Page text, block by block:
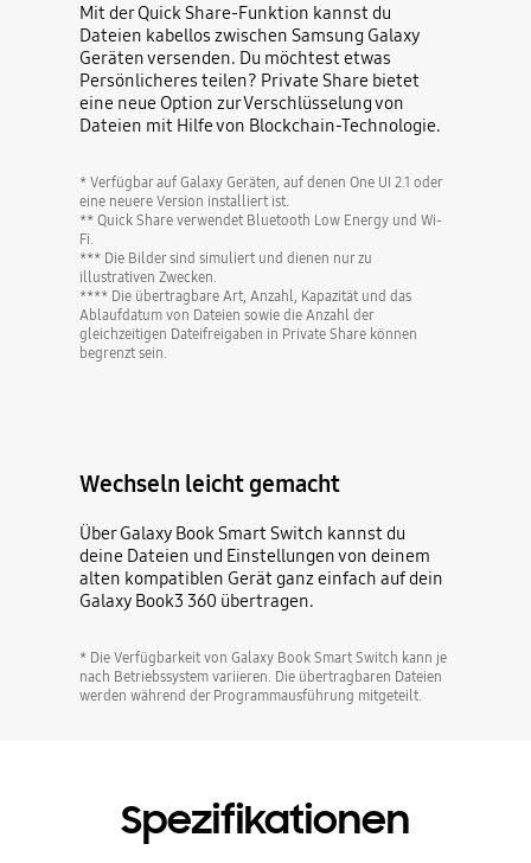
Mit der Quick Share-Funktion kannst du
Dateien kabellos zwischen Samsung Galaxy
Geräten versenden. Du möchtest etwas
Persönlicheres teilen? Private Share bietet
eine neue Option zur Verschlüsselung von
Dateien mit Hilfe von Blockchain-Technologie.
* Verfügbar auf Galaxy Geräten, auf denen One UI 2.1 oder
eine neuere Version installiert ist.
** Quick Share verwendet Bluetooth Low Energy und Wi-
Fi.
*** Die Bilder sind simuliert und dienen nur zu
illustrativen Zwecken.
**** Die übertragbare Art, Anzahl, Kapazität und das
Ablaufdatum von Dateien sowie die Anzahl der
gleichzeitigen Dateifreigaben in Private Share können
begrenzt sein.
Wechseln leicht gemacht
Über Galaxy Book Smart Switch kannst du
deine Dateien und Einstellungen von deinem
alten kompatiblen Gerät ganz einfach auf dein
Galaxy Book3 360 übertragen.
* Die Verfügbarkeit von Galaxy Book Smart Switch kann je
nach Betriebssystem variieren. Die übertragbaren Dateien
werden während der Programmausführung mitgeteilt.
Spezifikationen